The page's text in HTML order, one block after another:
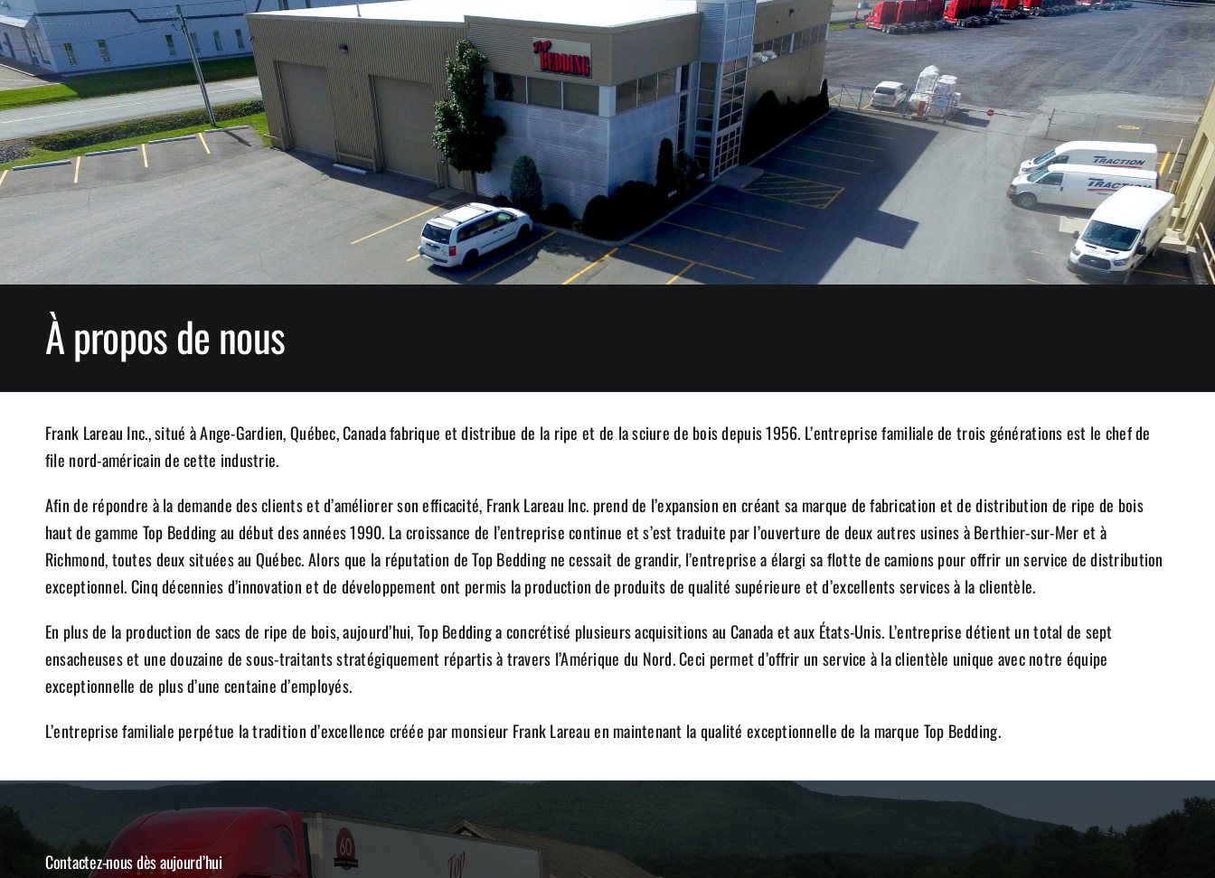
À propos de nous
Frank Lareau Inc., situé à Ange-Gardien, Québec, Canada fabrique et distribue de la ripe et de la sciure de bois depuis 1956. L’entreprise familiale de trois générations est le chef de
file nord-américain de cette industrie.
Afin de répondre à la demande des clients et d’améliorer son efficacité, Frank Lareau Inc. prend de l’expansion en créant sa marque de fabrication et de distribution de ripe de bois
haut de gamme Top Bedding au début des années 1990. La croissance de l’entreprise continue et s’est traduite par l’ouverture de deux autres usines à Berthier-sur-Mer et à
Richmond, toutes deux situées au Québec. Alors que la réputation de Top Bedding ne cessait de grandir, l’entreprise a élargi sa flotte de camions pour offrir un service de distribution
exceptionnel. Cinq décennies d’innovation et de développement ont permis la production de produits de qualité supérieure et d’excellents services à la clientèle.
En plus de la production de sacs de ripe de bois, aujourd’hui, Top Bedding a concrétisé plusieurs acquisitions au Canada et aux États-Unis. L’entreprise détient un total de sept
ensacheuses et une douzaine de sous-traitants stratégiquement répartis à travers l’Amérique du Nord. Ceci permet d’offrir un service à la clientèle unique avec notre équipe
exceptionnelle de plus d’une centaine d’employés.
L’entreprise familiale perpétue la tradition d’excellence créée par monsieur Frank Lareau en maintenant la qualité exceptionnelle de la marque Top Bedding.
Contactez-nous dès aujourd’hui